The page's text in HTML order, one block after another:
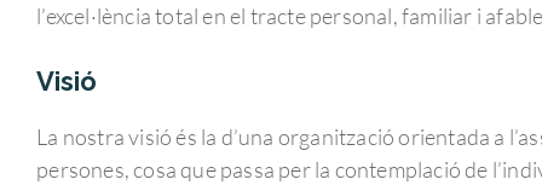
l’excel·lència total en el tracte personal, familiar i
Visió
La nostra visió és la d’una organització orientada a
persones, cosa que passa per la contemplació de